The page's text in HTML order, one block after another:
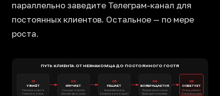
параллельно заведите Телеграм-канал для
постоянных клиентов. Остальное — по мере
роста.
ПУТЬ КЛИЕНТА: ОТ НЕЗНАКОМЦА ДО ПОСТОЯННОГО ГОСТЯ
01
УЗНАЁТ
Реклама в ленте
Геометка, отзыв
02
ИЗУЧАЕТ
Заходит в группу
Смотрит фото, цены
03
РЕШАЕТ
Акция или повод
Записывается / идёт
04
ВОЗВРАЩАЕТСЯ
Подписан на канал
Приводит знакомых
05
СОВЕТУЕТ
Отзыв, репост
Рекомендация